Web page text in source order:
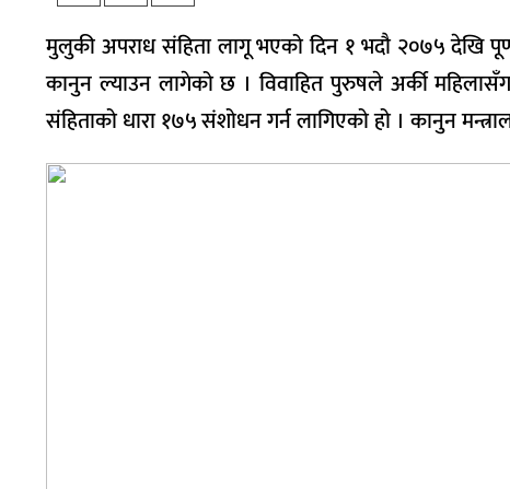
मुलुकी अपराध संहिता लागू भएको दिन १ भदौ २०७५ देखि
कानुन ल्याउन लागेको छ । विवाहित पुरुषले अर्की महिलासँग
संहिताको धारा १७५ संशोधन गर्न लागिएको हो । कानुन